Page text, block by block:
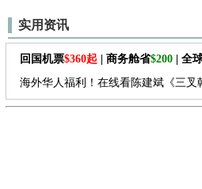
实用资讯
回国机票$360起 | 商务舱省$200 | 全
海外华人福利！在线看陈建斌《三叉